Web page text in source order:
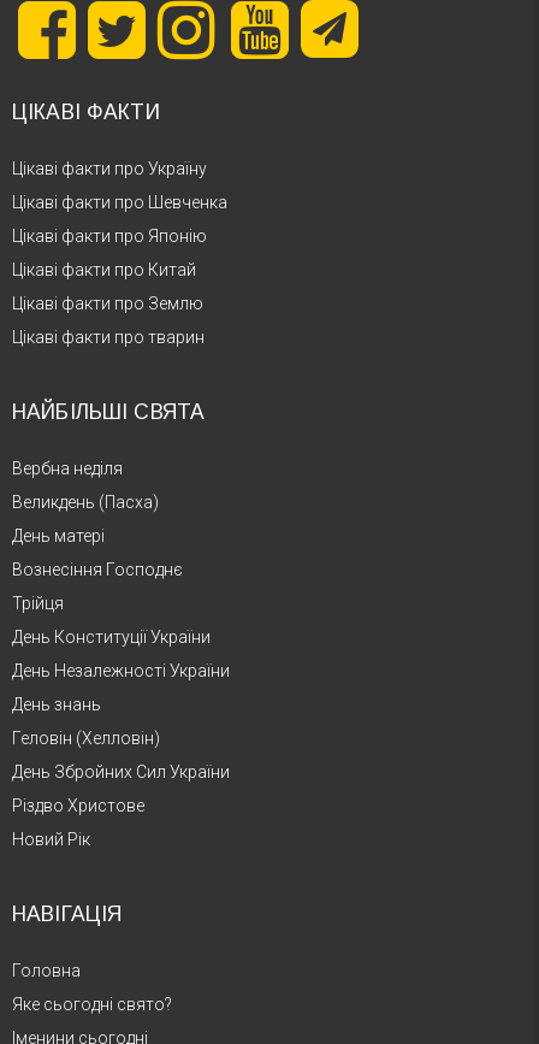
ЦІКАВІ ФАКТИ
Цікаві факти про Україну
Цікаві факти про Шевченка
Цікаві факти про Японію
Цікаві факти про Китай
Цікаві факти про Землю
Цікаві факти про тварин
НАЙБІЛЬШІ СВЯТА
Вербна неділя
Великдень (Пасха)
День матері
Вознесіння Господнє
Трійця
День Конституції України
День Незалежності України
День знань
Геловін (Хелловін)
День Збройних Сил України
Різдво Христове
Новий Рік
НАВІГАЦІЯ
Головна
Яке сьогодні свято?
Іменини сьогодні